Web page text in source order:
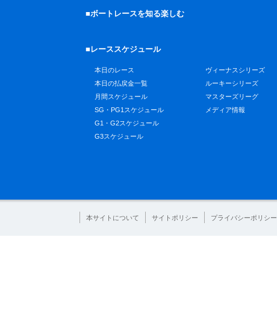
■ボートレースを知る楽しむ
■レーススケジュール
本日のレース
本日の払戻金一覧
月間スケジュール
SG・PG1スケジュール
G1・G2スケジュール
G3スケジュール
ヴィーナスシリーズ
ルーキーシリーズ
マスターズリーグ
メディア情報
本サイトについて サイトポリシー プライバシーポリシー